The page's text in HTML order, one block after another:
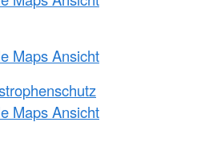
Maps Ansicht
Maps Ansicht